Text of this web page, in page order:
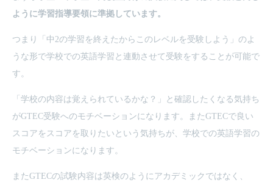
ように学習指導要領に準拠しています。
つまり「中2の学習を終えたからこのレベルを受験しよう」のよ
うな形で学校での英語学習と連動させて受験をすることが可能で
す。
「学校の内容は覚えられているかな？」と確認したくなる気持ち
がGTEC受験へのモチベーションになります。またGTECで良い
スコアをスコアを取りたいという気持ちが、学校での英語学習の
モチベーションになります。
またGTECの試験内容は英検のようにアカデミックではなく、